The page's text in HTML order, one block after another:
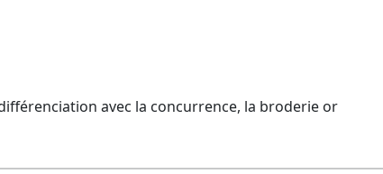
avec la concurrence, la broderie or